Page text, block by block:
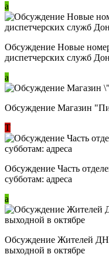
a
Обсуждение Новые
диспетчерских служб
a
Обсуждение Магазин
Т
Обсуждение Часть
субботам: адреса
a
Обсуждение Жителей
выходной в октябре